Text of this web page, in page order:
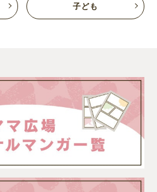
子ども